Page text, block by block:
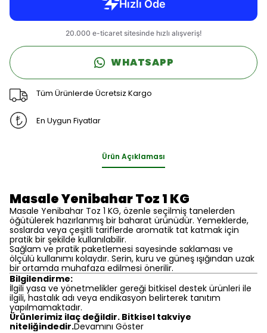
WHATSAPP
Tüm Ürünlerde Ücretsiz Kargo
En Uygun Fiyatlar
Ürün Açıklaması
Masale Yenibahar Toz 1 KG
Masale Yenibahar Toz 1 KG, özenle seçilmiş tanelerden
öğütülerek hazırlanmış bir baharat ürünüdür. Yemeklerde,
soslarda veya çeşitli tariflerde aromatik tat katmak için
pratik bir şekilde kullanılabilir.
Sağlam ve pratik paketlemesi sayesinde saklaması ve
ölçülü kullanımı kolaydır. Serin, kuru ve güneş ışığından uzak
bir ortamda muhafaza edilmesi önerilir.
Bilgilendirme:
İlgili yasa ve yönetmelikler gereği bitkisel destek ürünleri ile
ilgili, hastalık adı veya endikasyon belirterek tanıtım
yapılmamaktadır.
Ürünlerimiz ilaç değildir. Bitkisel takviye
niteliğindedir.Devamını Göster